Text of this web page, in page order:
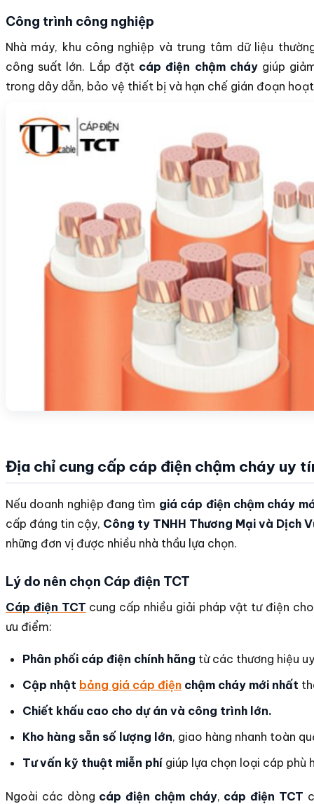
Công trình công nghiệp
Nhà máy, khu công nghiệp và trung tâm dữ liệu
công suất lớn. Lắp đặt cáp điện chậm cháygiúp
trong dây dẫn, bảo vệ thiết bị và hạn chế gián đoạn
Địa chỉ cung cấp cáp điện chậm cháy uy
Nếu doanh nghiệp đang tìm giá cáp điện chậm cháy
cấp đáng tin cậy, Công ty TNHH Thương Mại và Dịch
những đơn vị được nhiều nhà thầu lựa chọn.
Lý do nên chọn Cáp điện TCT
Cáp điện TCT cung cấp nhiều giải pháp vật tư điện
ưu điểm:
Phân phối cáp điện chính hãng từ các thương hiệu
Cập nhật bảng giá cáp điện chậm cháy mới nhất
Chiết khấu cao cho dự án và công trình lớn.
Kho hàng sẵn số lượng lớn, giao hàng nhanh toàn
Tư vấn kỹ thuật miễn phí giúp lựa chọn loại cáp phù
Ngoài các dòng cáp điện chậm cháy, cáp điện TCT